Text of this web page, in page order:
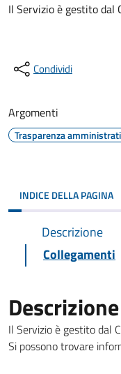
Il Servizio è gestito dal
Condividi
Argomenti
Trasparenza
INDICE DELLA PAGINA
Descrizione
Collegamenti
Descrizione
Il Servizio è gestito dal
Si possono trovare